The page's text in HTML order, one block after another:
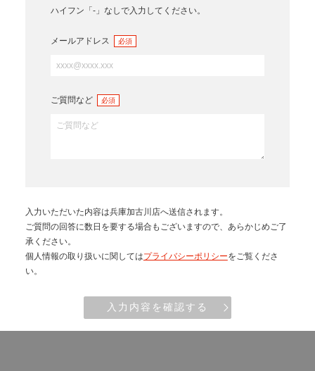
ハイフン「-」なしで入力してください。
メールアドレス 必須
ご質問など 必須
入力いただいた内容は兵庫加古川店へ送信されます。
ご質問の回答に数日を要する場合もございますので、あらかじめご了
承ください。
個人情報の取り扱いに関してはプライバシーポリシーをご覧くださ
い。
入力内容を確認する